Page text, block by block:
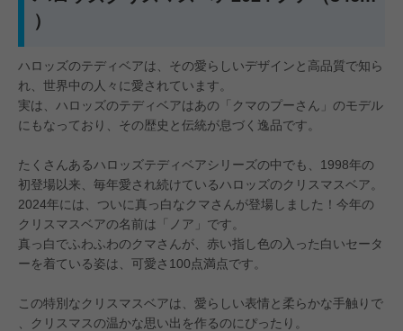
）
ハロッズのテディベアは、その愛らしいデザインと高品質で知ら
れ、世界中の人々に愛されています。
実は、ハロッズのテディベアはあの「クマのプーさん」のモデル
にもなっており、その歴史と伝統が息づく逸品です。
たくさんあるハロッズテディベアシリーズの中でも、1998年の
初登場以来、毎年愛され続けているハロッズのクリスマスベア。
2024年には、ついに真っ白なクマさんが登場しました！今年の
クリスマスベアの名前は「ノア」です。
真っ白でふわふわのクマさんが、赤い指し色の入った白いセータ
ーを着ている姿は、可愛さ100点満点です。
この特別なクリスマスベアは、愛らしい表情と柔らかな手触りで
、クリスマスの温かな思い出を作るのにぴったり。